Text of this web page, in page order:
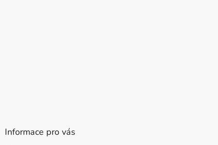
Informace pro vás